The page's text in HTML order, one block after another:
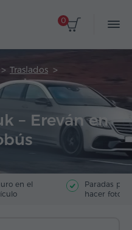
0
Traslados
– Ereván en
en el
Paradas para
hacer fotos